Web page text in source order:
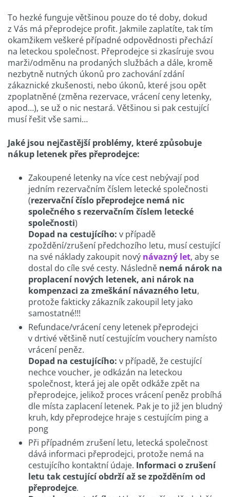
To hezké funguje většinou pouze do té doby, dokud
z Vás má přeprodejce profit. Jakmile zaplatíte, tak tím
okamžikem veškeré případné odpovědnosti přechází
na leteckou společnost. Přeprodejce si zkasíruje svou
marži/odměnu na prodaných službách a dále, kromě
nezbytně nutných úkonů pro zachování zdání
zákaznické zkušenosti, nebo úkonů, které jsou opět
zpoplatněné (změna rezervace, vrácení ceny letenky,
apod…), se už o nic nestará. Většinou si pak cestující
musí řešit vše sami…
Jaké jsou nejčastější problémy, které způsobuje
nákup letenek přes přeprodejce:
Zakoupené letenky na více cest nebývají pod
jedním rezervačním číslem letecké společnosti
(rezervační číslo přeprodejce nemá nic
společného s rezervačním číslem letecké
společnosti)
Dopad na cestujícího: v případě
zpoždění/zrušení předchozího letu, musí cestující
na své náklady zakoupit nový návazný let, aby se
dostal do cíle své cesty. Následně nemá nárok na
proplacení nových letenek, ani nárok na
kompenzaci za zmeškání návazného letu,
protože fakticky zákazník zakoupil lety jako
samostatné!!!
Refundace/vrácení ceny letenek přeprodejci
v drtivé většině nutí cestujícím vouchery namísto
vrácení peněz.
Dopad na cestujícího: v případě, že cestující
nechce voucher, je odkázán na leteckou
společnost, která jej ale opět odkáže zpět na
přeprodejce, jelikož proces vrácení peněz probíhá
dle místa zaplacení letenek. Pak je to již jen bludný
kruh, kdy přeprodejce hraje s cestujícím ping a
pong
Při případném zrušení letu, letecká společnost
dává informaci přeprodejci, protože nemá na
cestujícího kontaktní údaje. Informaci o zrušení
letu tak cestující obdrží až se zpožděním od
přeprodejce.